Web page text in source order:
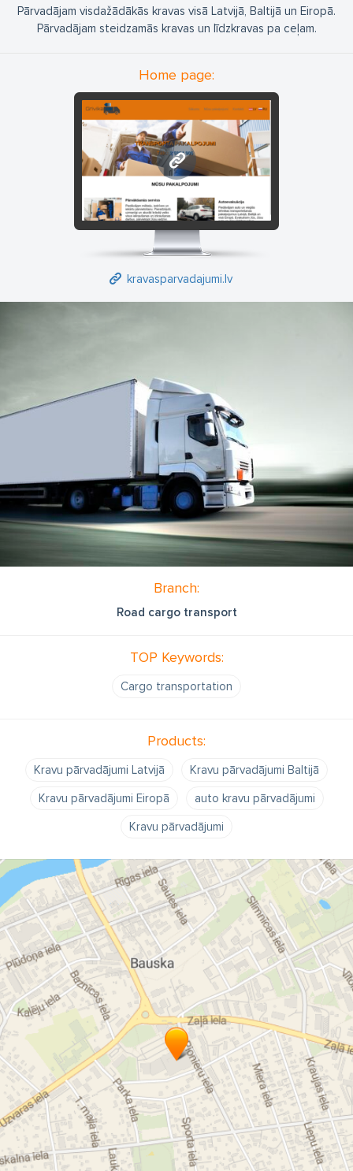
Pārvadājam visdažādākās kravas visā Latvijā, Baltijā un Eiropā.
Pārvadājam steidzamās kravas un līdzkravas pa ceļam.
Home page:
kravasparvadajumi.lv
kravasparvadajumi.lv
Branch:
Road cargo transport
TOP Keywords:
Cargo transportation
Products:
Kravu pārvadājumi Latvijā
Kravu pārvadājumi Baltijā
Kravu pārvadājumi Eiropā
auto kravu pārvadājumi
Kravu pārvadājumi